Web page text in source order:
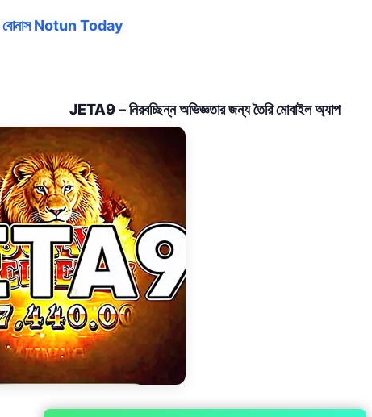
Notun Today
JETA9 – নিরবচ্ছিন্ন অভিজ্ঞতার জন্য তৈরি মোবাইল অ্যাপ